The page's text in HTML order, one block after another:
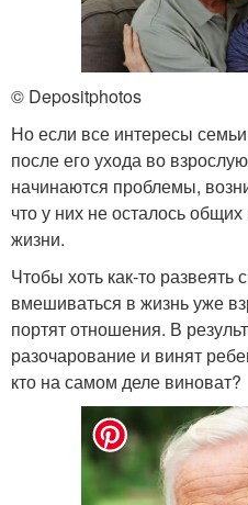
© Depositphotos
Но если все интересы
после его ухода во
начинаются проблемы,
что у них не осталось
жизни.
Чтобы хоть как-то развеять
вмешиваться в жизнь уже
портят отношения. В
разочарование и винят
кто на самом деле виноват?